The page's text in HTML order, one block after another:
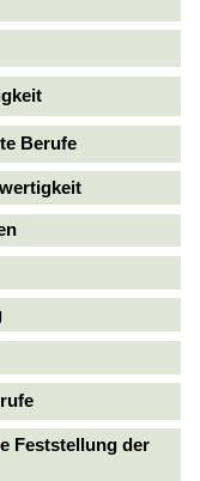
Berufe
Feststellung der